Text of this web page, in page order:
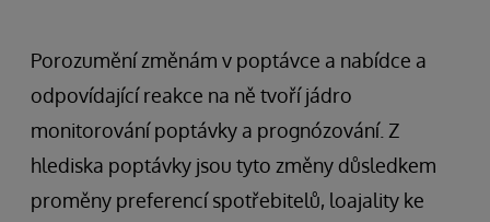
Porozumění změnám v poptávce a nabídce a
odpovídající reakce na ně tvoří jádro
monitorování poptávky a prognózování. Z
hlediska poptávky jsou tyto změny důsledkem
proměny preferencí spotřebitelů, loajality ke